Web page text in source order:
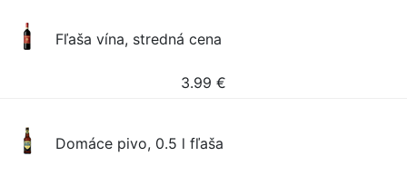
Fľaša vína, stredná cena
3.99 €
Domáce pivo, 0.5 l fľaša